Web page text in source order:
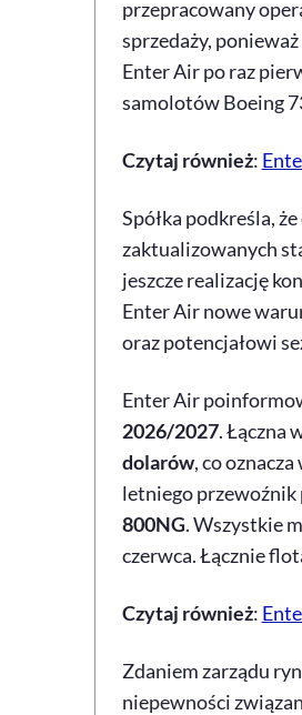
przepracowany
sprzedaży,
EnterAirpo raz
samolotówBoeing
Czytaj również:
Spółka podkreśla,
zaktualizowanych
jeszcze realizację
Enter Air nowe
oraz potencjałowi
EnterAir
2026/2027. Łączna
dolarów, co
letniego przewoźnik
800NG. Wszystkie
czerwca. Łącznie
Czytaj również:
Zdaniem zarządu
niepewności